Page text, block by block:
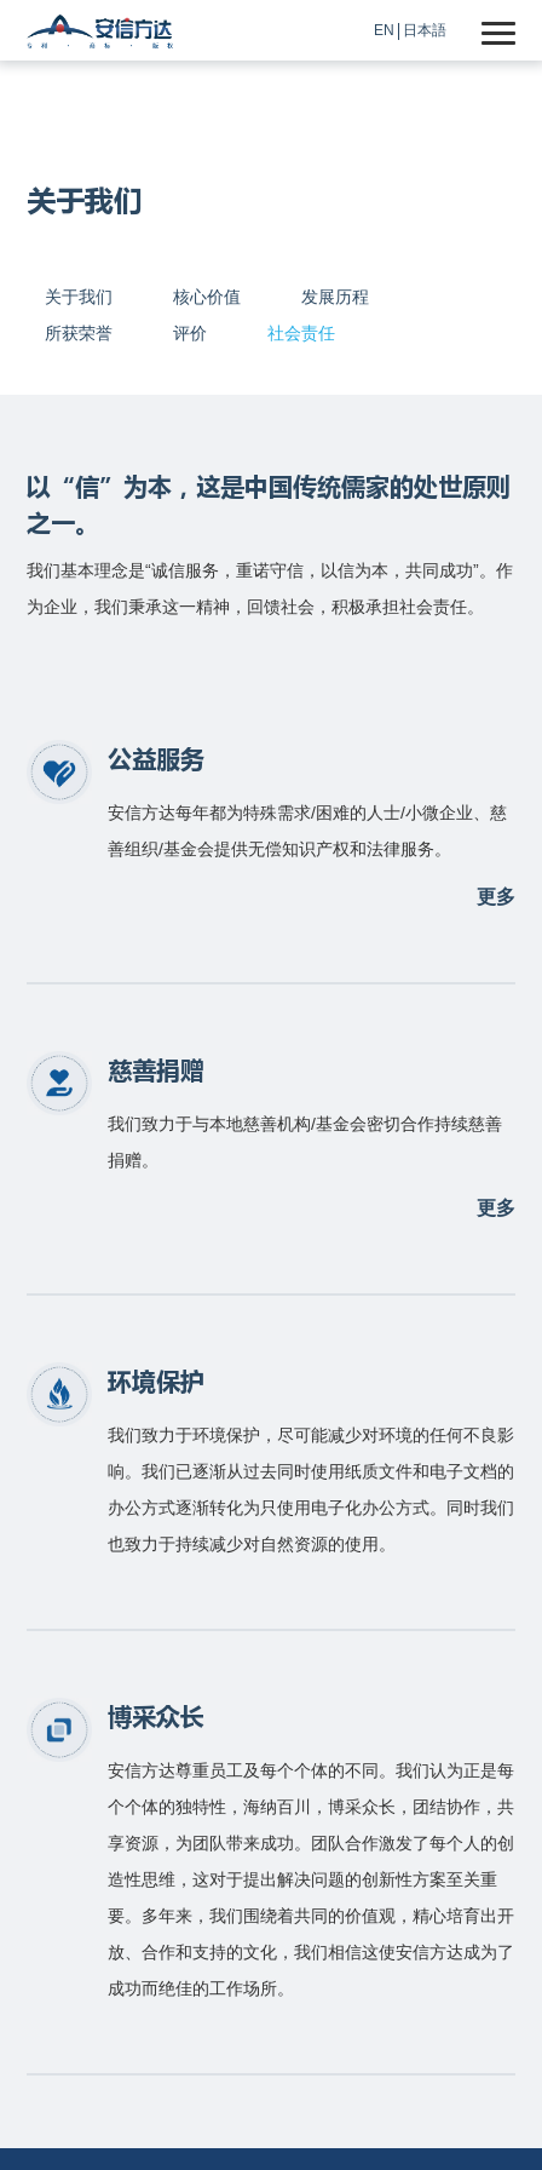
EN 日本語
关于我们
关于我们 核心价值
发展历程
所获荣誉
评价 社会责任
以“信”为本，这是中国传统儒家的处世原则
之一。
我们基本理念是“诚信服务，重诺守信，以信为本，共同成功”。作
为企业，我们秉承这一精神，回馈社会，积极承担社会责任。
公益服务
安信方达每年都为特殊需求/困难的人士/小微企业、慈
善组织/基金会提供无偿知识产权和法律服务。
更多
慈善捐赠
我们致力于与本地慈善机构/基金会密切合作持续慈善
捐赠。
更多
环境保护
我们致力于环境保护，尽可能减少对环境的任何不良影
响。我们已逐渐从过去同时使用纸质文件和电子文档的
办公方式逐渐转化为只使用电子化办公方式。同时我们
也致力于持续减少对自然资源的使用。
博采众长
安信方达尊重员工及每个个体的不同。我们认为正是每
个个体的独特性，海纳百川，博采众长，团结协作，共
享资源，为团队带来成功。团队合作激发了每个人的创
造性思维，这对于提出解决问题的创新性方案至关重
要。多年来，我们围绕着共同的价值观，精心培育出开
放、合作和支持的文化，我们相信这使安信方达成为了
成功而绝佳的工作场所。